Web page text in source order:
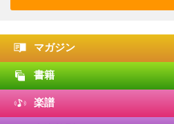
マガジン
書籍
楽譜